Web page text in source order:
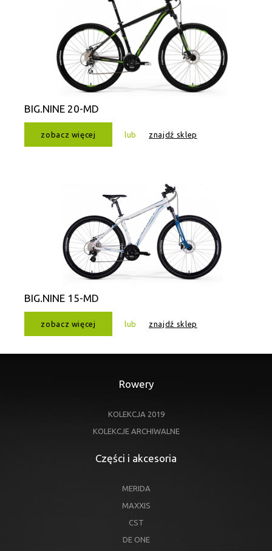
BIG.NINE 20-MD
zobacz więcej lub znajdź sklep
BIG.NINE 15-MD
zobacz więcej lub znajdź sklep
Rowery
KOLEKCJA 2019
KOLEKCJE ARCHIWALNE
Części i akcesoria
MERIDA
MAXXIS
CST
DE ONE